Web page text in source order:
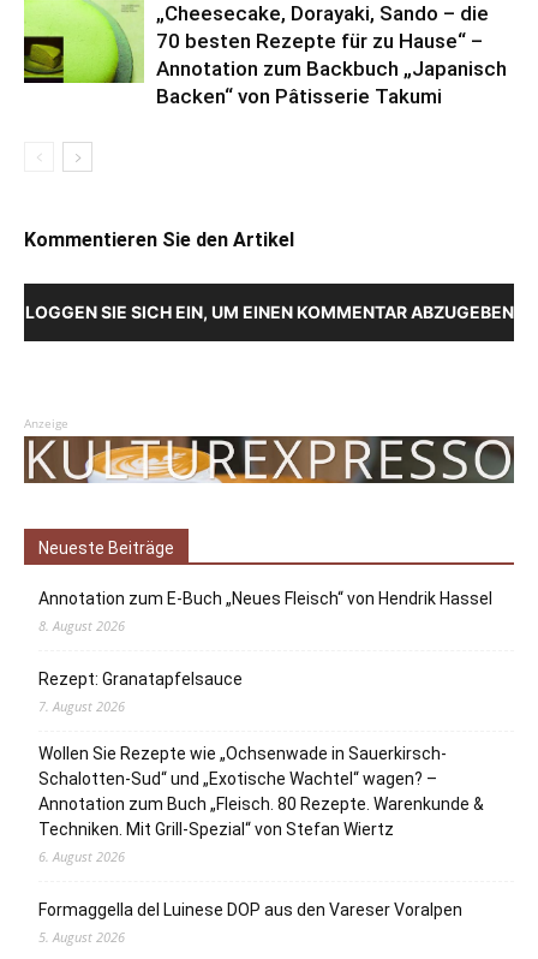
„Cheesecake, Dorayaki, Sando – die
70 besten Rezepte für zu Hause“ –
Annotation zum Backbuch „Japanisch
Backen“ von Pâtisserie Takumi
Kommentieren Sie den Artikel
LOGGEN SIE SICH EIN, UM EINEN KOMMENTAR ABZUGEBEN
Anzeige
Neueste Beiträge
Annotation zum E-Buch „Neues Fleisch“ von Hendrik Hassel
8. August 2026
Rezept: Granatapfelsauce
7. August 2026
Wollen Sie Rezepte wie „Ochsenwade in Sauerkirsch-
Schalotten-Sud“ und „Exotische Wachtel“ wagen? –
Annotation zum Buch „Fleisch. 80 Rezepte. Warenkunde &
Techniken. Mit Grill-Spezial“ von Stefan Wiertz
6. August 2026
Formaggella del Luinese DOP aus den Vareser Voralpen
5. August 2026